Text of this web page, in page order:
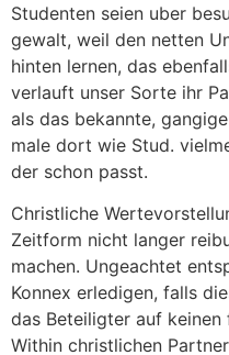
Studenten seien uber
gewalt, weil den netten
hinten lernen, das
verlauft unser Sorte ihr
als das bekannte,
male dort wie Stud.
der schon passt.
Christliche
Zeitform nicht langer
machen. Ungeachtet
Konnex erledigen, falls
das Beteiligter auf keinen
Within christlichen